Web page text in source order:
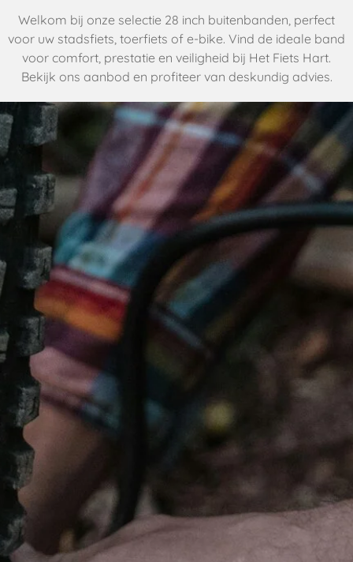
Welkom bij onze selectie 28 inch buitenbanden, perfect
voor uw stadsfiets, toerfiets of e-bike. Vind de ideale band
voor comfort, prestatie en veiligheid bij Het Fiets Hart.
Bekijk ons aanbod en profiteer van deskundig advies.